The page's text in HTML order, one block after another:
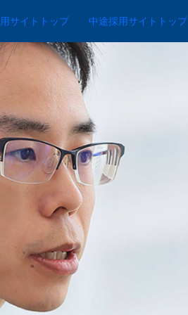
サイトトップ 中途採用サイトトップ